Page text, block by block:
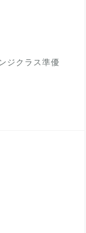
ジクラス準優